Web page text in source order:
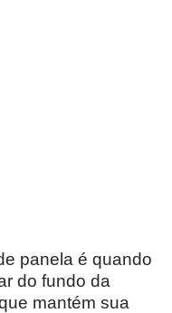
panela é quando
do fundo da
mantém sua